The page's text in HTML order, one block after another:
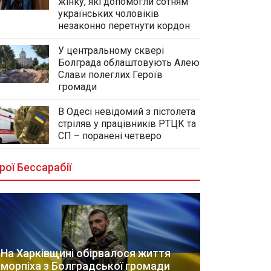
українських чоловіків
незаконно перетнути кордон
У центральному сквері
Болграда облаштовують Алею
Слави полеглих Героїв
громади
В Одесі невідомий з пістолета
стріляв у працівників РТЦК та
СП – поранені четверо
Бессарабії
На Харківщині обірвалося життя
морпіха з Болградської громади